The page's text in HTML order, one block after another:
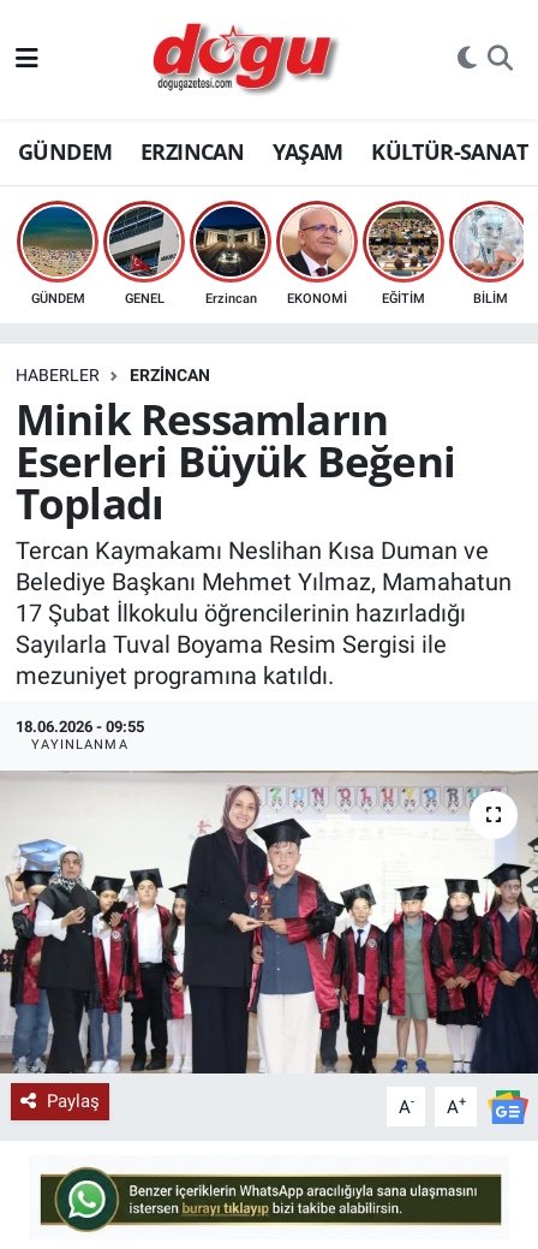
GÜNDEM ERZINCAN YAŞAM KÜLTÜR-SANAT
GÜNDEM GENEL Erzincan EKONOMİ EĞİTİM BİLİM
HABERLER ERZINCAN
Minik Ressamların
Eserleri Büyük Beğeni
Topladı
Tercan Kaymakamı Neslihan Kısa Duman ve
Belediye Başkanı Mehmet Yılmaz, Mamahatun
17 Şubat İlkokulu öğrencilerinin hazırladığı
Sayılarla Tuval Boyama Resim Sergisi ile
mezuniyet programına katıldı.
18.06.2026 - 09:55
YAYINLANMA
Paylaş A- A+
ERZINCAN
GÜNDEM
ERZİNCAN FOTOĞRAFLARI
SAĞLIK
EKONOMİ
Bilim, teknoloji
GENEL
KÜLTÜR-SANAT
Yerel Haber
SPOR
RESMİ İLAN